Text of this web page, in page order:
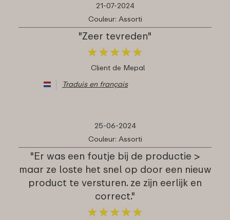
21-07-2024
Couleur: Assorti
"Zeer tevreden"
★★★★★
★★★★★
Client de Mepal
Traduis en français
25-06-2024
Couleur: Assorti
"Er was een foutje bij de productie >
maar ze loste het snel op door een nieuw
product te versturen. ze zijn eerlijk en
correct."
★★★★★
★★★★★